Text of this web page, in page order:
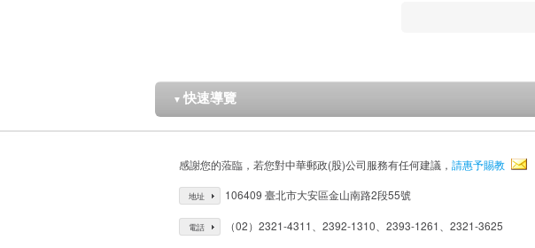
▼ 快速導覽
感謝您的蒞臨，若您對中華郵政(股)公司服務有任何建議， 請惠予賜教
地址 106409 臺北市大安區金山南路2段55號
電話 （02）2321-4311、2392-1310、2393-1261、2321-3625